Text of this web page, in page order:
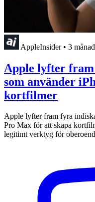
AppleInsider • 3
Apple lyfter
som använder
kortfilmer
Apple lyfter fram fyra
Pro Max för att skapa
legitimt verktyg för